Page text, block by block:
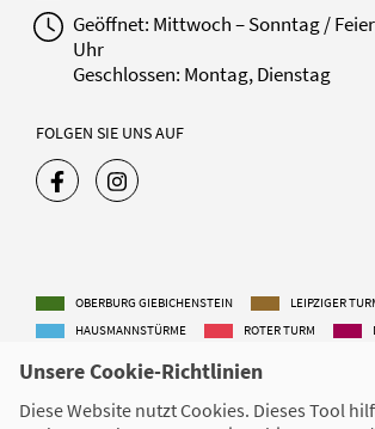
Geöffnet: Mittwoch – Sonntag /
Uhr
Geschlossen: Montag, Dienstag
FOLGEN SIE UNS AUF
OBERBURG GIEBICHENSTEIN
LEIPZIGER
HAUSMANNSTÜRME
ROTER TURM
Unsere Cookie-Richtlinien
Diese Website nutzt Cookies. Dieses Tool